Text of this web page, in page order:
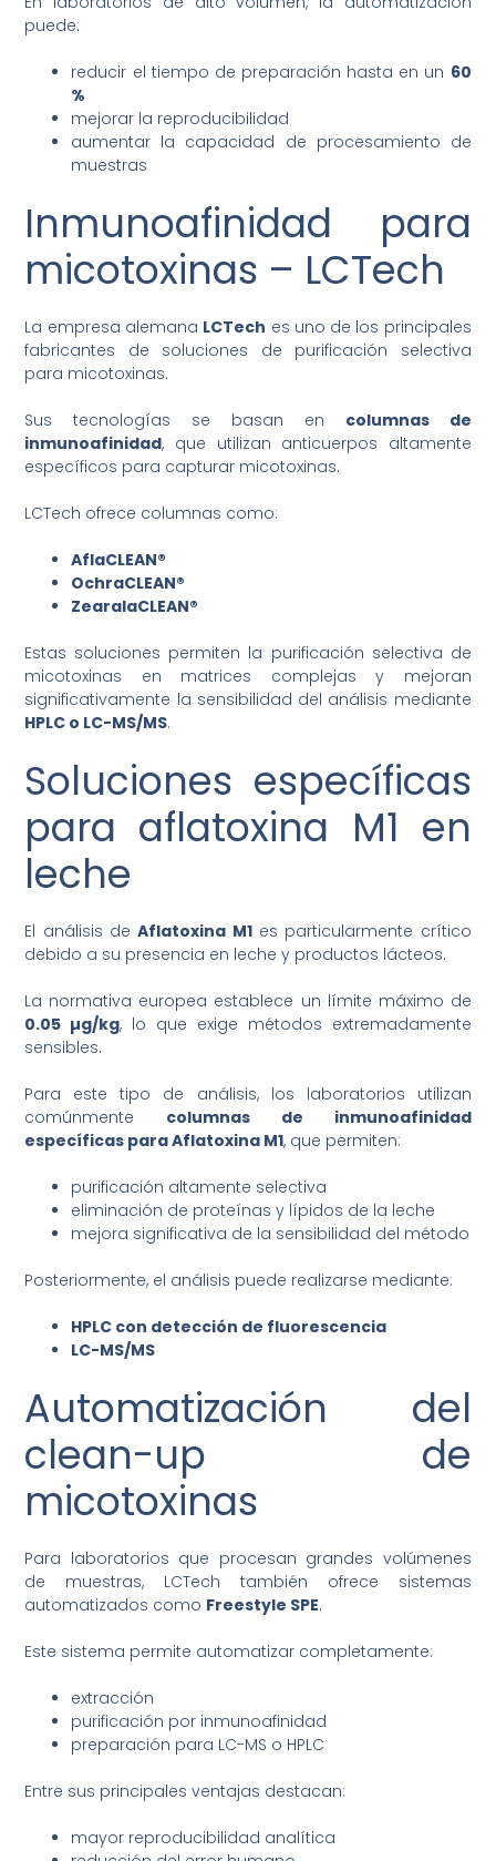
puede:
reducir el tiempo de preparación hasta en un 60
%
mejorar la reproducibilidad
aumentar la capacidad de procesamiento de
muestras
Inmunoafinidad para
micotoxinas – LCTech
La empresa alemana LCTech es uno de los principales
fabricantes de soluciones de purificación selectiva
para micotoxinas.
Sus tecnologías se basan en columnas de
inmunoafinidad, que utilizan anticuerpos altamente
específicos para capturar micotoxinas.
LCTech ofrece columnas como:
AflaCLEAN®
OchraCLEAN®
ZearalaCLEAN®
Estas soluciones permiten la purificación selectiva de
micotoxinas en matrices complejas y mejoran
significativamente la sensibilidad del análisis mediante
HPLC o LC-MS/MS.
Soluciones específicas
para aflatoxina M1 en
leche
El análisis deAflatoxina M1es particularmente crítico
debido a su presencia en leche y productos lácteos.
La normativa europea establece un límite máximo de
0.05 µg/kg, lo que exige métodos extremadamente
sensibles.
Para este tipo de análisis, los laboratorios utilizan
comúnmente columnas de inmunoafinidad
específicas para Aflatoxina M1, que permiten:
purificación altamente selectiva
eliminación de proteínas y lípidos de la leche
mejora significativa de la sensibilidad del método
Posteriormente, el análisis puede realizarse mediante:
HPLC con detección de fluorescencia
LC-MS/MS
Automatización del
clean-up de
micotoxinas
Para laboratorios que procesan grandes volúmenes
de muestras, LCTech también ofrece sistemas
automatizados como Freestyle SPE.
Este sistema permite automatizar completamente:
extracción
purificación por inmunoafinidad
preparación para LC-MS o HPLC
Entre sus principales ventajas destacan:
mayor reproducibilidad analítica